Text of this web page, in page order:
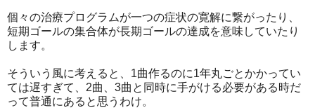
個々の治療プログラムが一つの症状の寛解に繋がったり、
短期ゴールの集合体が長期ゴールの達成を意味していたり
します。
そういう風に考えると、1曲作るのに1年丸ごとかかってい
ては遅すぎて、2曲、3曲と同時に手がける必要がある時だ
って普通にあると思うわけ。